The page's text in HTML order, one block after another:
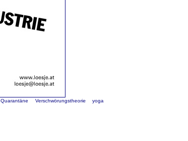
Quarantäne Verschwörungstheorie yoga